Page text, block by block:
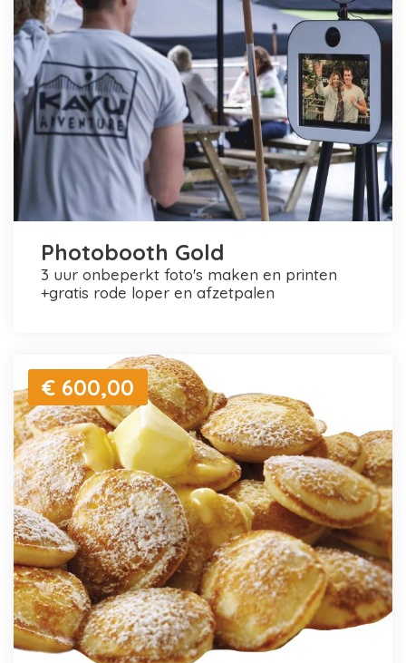
Photobooth Gold
3 uur onbeperkt foto's maken en printen
+gratis rode loper en afzetpalen
€ 600,00